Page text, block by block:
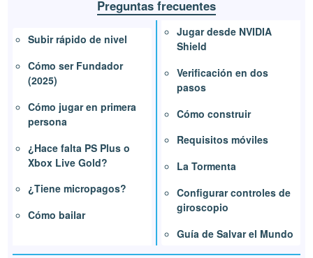
Preguntas frecuentes
Subir rápido de nivel
Cómo ser Fundador
(2025)
Cómo jugar en primera
persona
¿Hace falta PS Plus o
Xbox Live Gold?
¿Tiene micropagos?
Cómo bailar
Jugar desde NVIDIA
Shield
Verificación en dos
pasos
Cómo construir
Requisitos móviles
La Tormenta
Configurar controles de
giroscopio
Guía de Salvar el Mundo